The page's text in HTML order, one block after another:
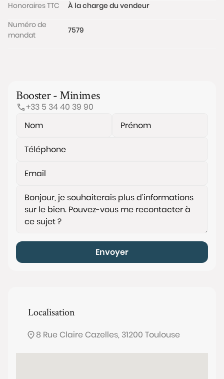
Honoraires TTC
À la charge du vendeur
Numéro de
mandat
7579
Booster - Minimes
+33 5 34 40 39 90
Envoyer
Localisation
8 Rue Claire Cazelles, 31200 Toulouse